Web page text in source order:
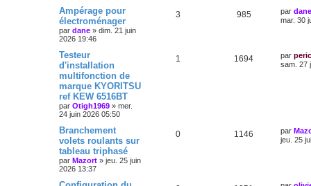
Ampérage pour
électroménager
par dane » dim. 21 juin
2026 19:46
3 985 par dane
mar. 30
Testeur
d'installation
multifonction de
marque KYORITSU
ref KEW 6516BT
par Otigh1969 » mer.
24 juin 2026 05:50
1 1694 par
sam. 27
Branchement
volets roulants sur
tableau triphasé
par Mazort » jeu. 25 juin
2026 13:37
0 1146 par
jeu. 25